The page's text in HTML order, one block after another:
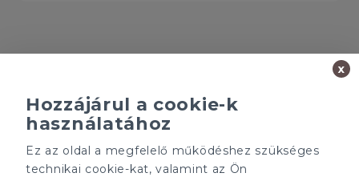
Minden ügynökségnek saját tulajdonosa van és önállóan
működik.
Hozzájárul a cookie-k
használatához
Ez az oldal a megfelelő működéshez szükséges
technikai cookie-kat, valamint az Ön
x